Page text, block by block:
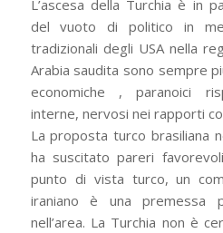
L’ascesa della Turchia è in
del vuoto di politico in
tradizionali degli USA nella
Arabia saudita sono sempre
economiche , paranoici
interne, nervosi nei rapporti
La proposta turco brasiliana
ha suscitato pareri
punto di vista turco, un
iraniano è una premessa
nell’area. La Turchia non è